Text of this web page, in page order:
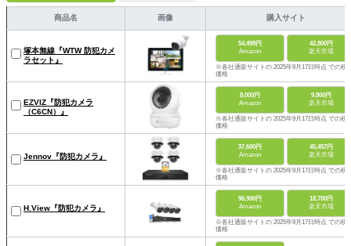
商品名 画像 購入サイト
塚本無線『WTW 防犯カメ
ラセット』
54,498円
Amazon
42,800円
楽天市場
※各社通販サイトの 2025年9月17日時点 での税
価格
EZVIZ『防犯カメラ
（C6CN）』
8,000円
Amazon
9,800円
楽天市場
※各社通販サイトの 2025年9月17日時点 での税
価格
Jennov『防犯カメラ』
37,600円
Amazon
45,457円
楽天市場
※各社通販サイトの 2025年9月17日時点 での税
価格
H.View『防犯カメラ』
96,900円
Amazon
18,700円
楽天市場
※各社通販サイトの 2025年9月17日時点 での税
価格